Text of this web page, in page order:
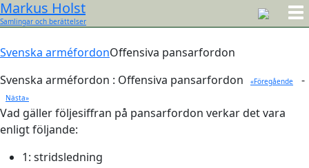
Markus Holst
Samlingar och berättelser
Svenska arméfordonOffensiva pansarfordon
Svenska arméfordon : Offensiva pansarfordon
«Föregående -
Nästa»
Vad gäller följesiffran på pansarfordon verkar det vara
enligt följande:
1: stridsledning